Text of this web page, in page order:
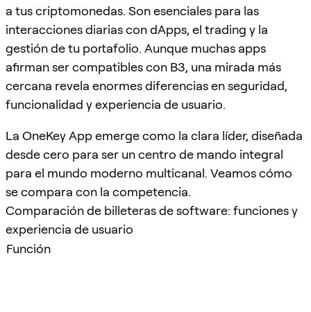
a tus criptomonedas. Son esenciales para las
interacciones diarias con dApps, el trading y la
gestión de tu portafolio. Aunque muchas apps
afirman ser compatibles con B3, una mirada más
cercana revela enormes diferencias en seguridad,
funcionalidad y experiencia de usuario.
La OneKey App emerge como la clara líder, diseñada
desde cero para ser un centro de mando integral
para el mundo moderno multicanal. Veamos cómo
se compara con la competencia.
Comparación de billeteras de software: funciones y
experiencia de usuario
Función